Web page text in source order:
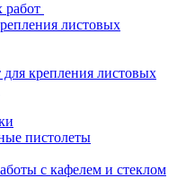
работ
листовых
крепления листовых
пистолеты
с кафелем и стеклом